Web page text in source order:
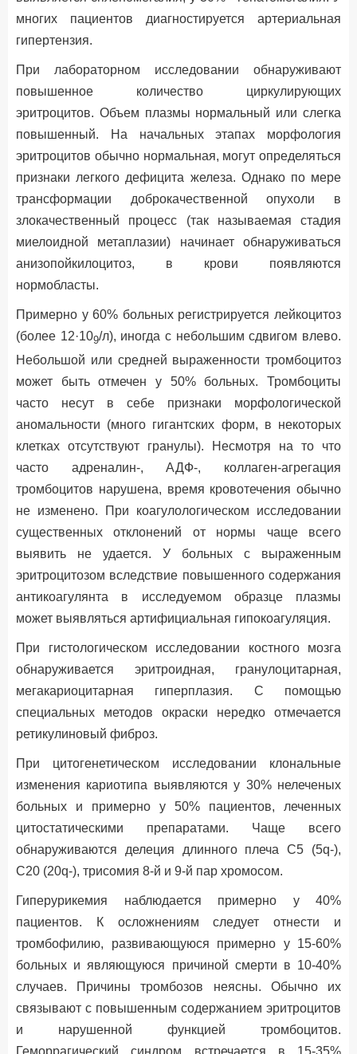
многих пациентов диагностируется артериальная
гипертензия.
При лабораторном исследовании обнаруживают
повышенное количество циркулирующих
эритроцитов. Объем плазмы нормальный или слегка
повышенный. На начальных этапах морфология
эритроцитов обычно нормальная, могут определяться
признаки легкого дефицита железа. Однако по мере
трансформации доброкачественной опухоли в
злокачественный процесс (так называемая стадия
миелоидной метаплазии) начинает обнаруживаться
анизопойкилоцитоз, в крови появляются
нормобласты.
Примерно у 60% больных регистрируется лейкоцитоз
(более 12·109/л), иногда с небольшим сдвигом влево.
Небольшой или средней выраженности тромбоцитоз
может быть отмечен у 50% больных. Тромбоциты
часто несут в себе признаки морфологической
аномальности (много гигантских форм, в некоторых
клетках отсутствуют гранулы). Несмотря на то что
часто адреналин-, АДФ-, коллаген-агрегация
тромбоцитов нарушена, время кровотечения обычно
не изменено. При коагулологическом исследовании
существенных отклонений от нормы чаще всего
выявить не удается. У больных с выраженным
эритроцитозом вследствие повышенного содержания
антикоагулянта в исследуемом образце плазмы
может выявляться артифициальная гипокоагуляция.
При гистологическом исследовании костного мозга
обнаруживается эритроидная, гранулоцитарная,
мегакариоцитарная гиперплазия. С помощью
специальных методов окраски нередко отмечается
ретикулиновый фиброз.
При цитогенетическом исследовании клональные
изменения кариотипа выявляются у 30% нелеченых
больных и примерно у 50% пациентов, леченных
цитостатическими препаратами. Чаще всего
обнаруживаются делеция длинного плеча С5 (5q-),
C20 (20q-), трисомия 8-й и 9-й пар хромосом.
Гиперурикемия наблюдается примерно у 40%
пациентов. К осложнениям следует отнести и
тромбофилию, развивающуюся примерно у 15-60%
больных и являющуюся причиной смерти в 10-40%
случаев. Причины тромбозов неясны. Обычно их
связывают с повышенным содержанием эритроцитов
и нарушенной функцией тромбоцитов.